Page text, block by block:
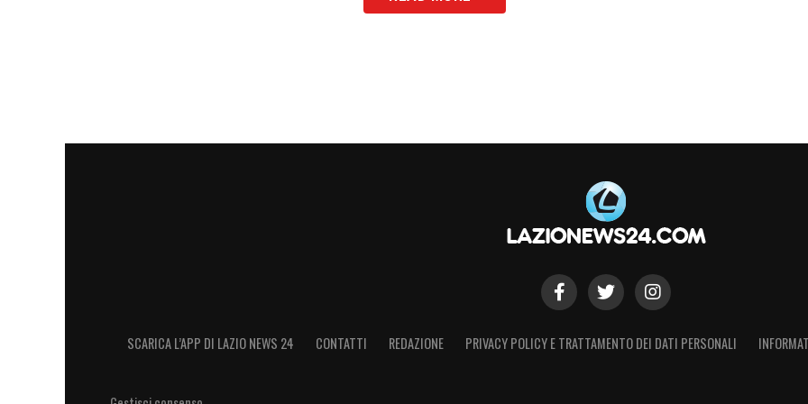
SCARICA L’APP DI LAZIO NEWS 24 CONTATTI REDAZIONE PRIVACY POLICY E TRATTAMENTO DEI DATI PERSONALI